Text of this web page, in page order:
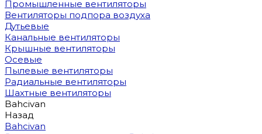
Промышленные вентиляторы
Вентиляторы подпора воздуха
Дутьевые
Канальные вентиляторы
Крышные вентиляторы
Осевые
Пылевые вентиляторы
Радиальные вентиляторы
Шахтные вентиляторы
Bahcivan
Назад
Bahcivan